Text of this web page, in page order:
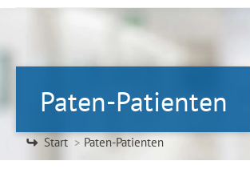
Paten-Patienten
Sie befinden sich hier:
Start Paten-Patienten